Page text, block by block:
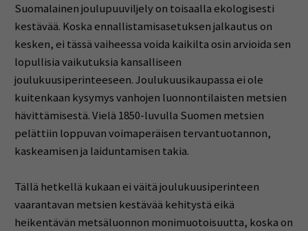
Suomalainen joulupuuviljely on toisaalla ekologisesti
kestävää. Koska ennallistamisasetuksen jalkautus on
kesken, ei tässä vaiheessa voida kaikilta osin arvioida sen
lopullisia vaikutuksia kansalliseen
joulukuusiperinteeseen. Joulukuusikaupassa ei ole
kuitenkaan kysymys vanhojen luonnontilaisten metsien
hävittämisestä. Vielä 1850-luvulla Suomen metsien
pelättiin loppuvan voimaperäisen tervantuotannon,
kaskeamisen ja laiduntamisen takia.
Tällä hetkellä kukaan ei väitä joulukuusiperinteen
vaarantavan metsien kestävää kehitystä eikä
heikentävän metsäluonnon monimuotoisuutta, koska on